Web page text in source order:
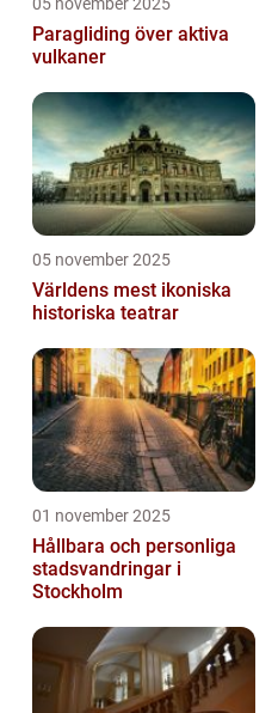
Paragliding över aktiva
vulkaner
05 november 2025
Världens mest ikoniska
historiska teatrar
01 november 2025
Hållbara och personliga
stadsvandringar i
Stockholm